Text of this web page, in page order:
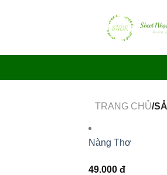
TRANG CHỦ/
Nàng Thơ
49.000 đ